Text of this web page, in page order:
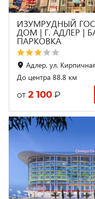
ИЗУМРУДНЫЙ
ДОМ | Г. АДЛЕР |
ПАРКОВКА
Адлер, ул.
До центра 88.8 км
от 2 100 ₽